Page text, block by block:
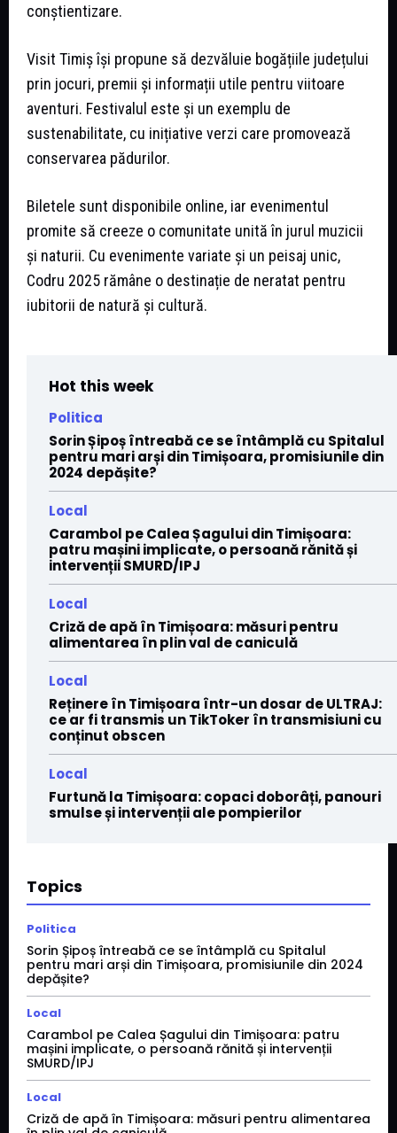
conștientizare.
Visit Timiș își propune să dezvăluie bogățiile județului
prin jocuri, premii și informații utile pentru viitoare
aventuri. Festivalul este și un exemplu de
sustenabilitate, cu inițiative verzi care promovează
conservarea pădurilor.
Biletele sunt disponibile online, iar evenimentul
promite să creeze o comunitate unită în jurul muzicii
și naturii. Cu evenimente variate și un peisaj unic,
Codru 2025 rămâne o destinație de neratat pentru
iubitorii de natură și cultură.
Hot this week
Politica
Sorin Șipoș întreabă ce se întâmplă cu Spitalul
pentru mari arși din Timișoara, promisiunile din
2024 depășite?
Local
Carambol pe Calea Șagului din Timișoara:
patru mașini implicate, o persoană rănită și
intervenții SMURD/IPJ
Local
Criză de apă în Timișoara: măsuri pentru
alimentarea în plin val de caniculă
Local
Reținere în Timișoara într-un dosar de ULTRAJ:
ce ar fi transmis un TikToker în transmisiuni cu
conținut obscen
Local
Furtună la Timișoara: copaci doborâți, panouri
smulse și intervenții ale pompierilor
Topics
Politica
Sorin Șipoș întreabă ce se întâmplă cu Spitalul
pentru mari arși din Timișoara, promisiunile din 2024
depășite?
Local
Carambol pe Calea Șagului din Timișoara: patru
mașini implicate, o persoană rănită și intervenții
SMURD/IPJ
Local
Criză de apă în Timișoara: măsuri pentru alimentarea